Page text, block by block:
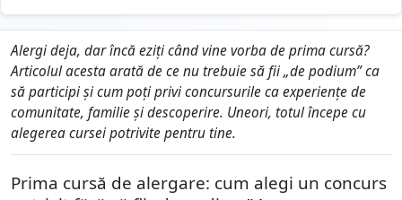
Alergi deja, dar încă eziți când vine vorba de prima cursă?
Articolul acesta arată de ce nu trebuie să fii „de podium” ca
să participi și cum poți privi concursurile ca experiențe de
comunitate, familie și descoperire. Uneori, totul începe cu
alegerea cursei potrivite pentru tine.
Prima cursă de alergare: cum alegi un concurs